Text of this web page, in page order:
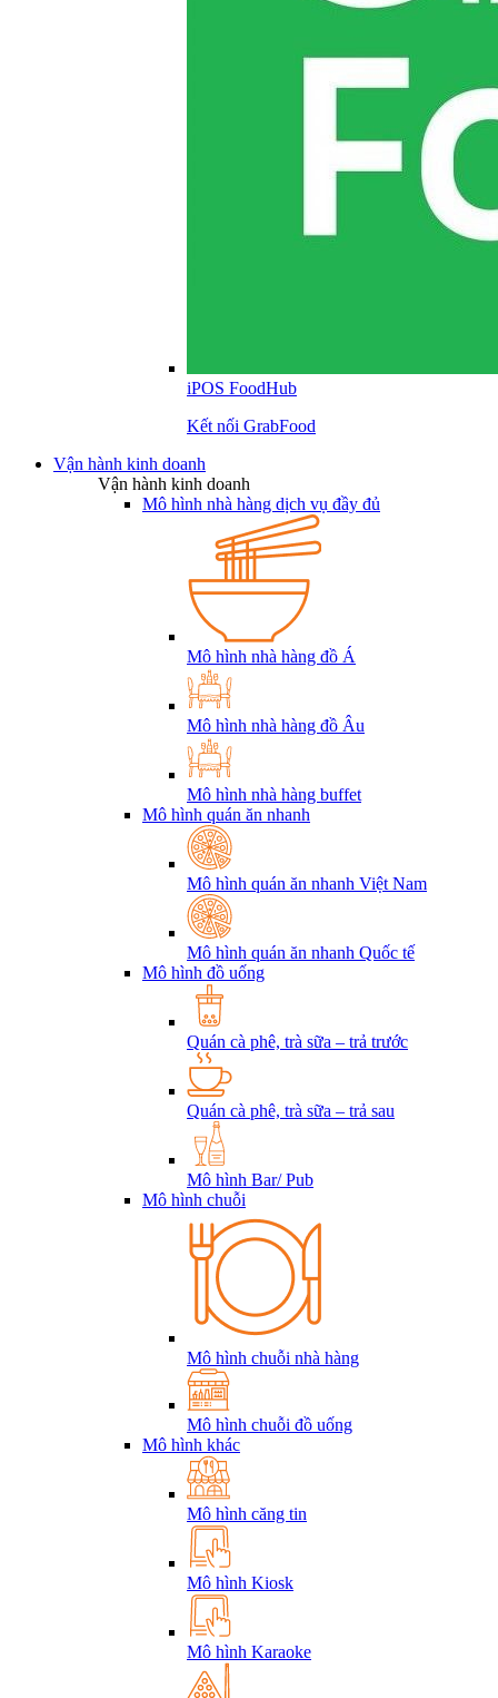
iPOS FoodHub
Kết nối GrabFood
Vận hành kinh doanh
Vận hành kinh doanh
Mô hình nhà hàng dịch vụ đầy đủ
Mô hình nhà hàng đồ Á
Mô hình nhà hàng đồ Âu
Mô hình nhà hàng buffet
Mô hình quán ăn nhanh
Mô hình quán ăn nhanh Việt Nam
Mô hình quán ăn nhanh Quốc tế
Mô hình đồ uống
Quán cà phê, trà sữa – trả trước
Quán cà phê, trà sữa – trả sau
Mô hình Bar/ Pub
Mô hình chuỗi
Mô hình chuỗi nhà hàng
Mô hình chuỗi đồ uống
Mô hình khác
Mô hình căng tin
Mô hình Kiosk
Mô hình Karaoke